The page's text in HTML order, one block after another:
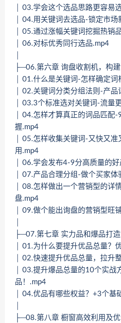
│ 03.学会这个选品思路更容易
│ 04.用关键词去选品-锁定市场
│ 05.通过涨幅关键词挖掘热销
│ 06.对标优秀同行选品.mp4
├─06.第六章 询盘收割机，构
│ 01.什么是关键词-怎样确定
│ 02.关键词分类分组法则-产
│ 03.3个标准选对关键词-流量
│ 04.怎样才算真正的词品匹配
握.mp4
│ 05.怎样收集关键词-又快又
用.mp4
│ 06.学会发布4-9分高质量的
│ 07.产品合理分组-做个买家
│ 08.怎样做出一个营销型的详
盘.mp4
│ 09.做个能出询盘的营销型旺
├─07.第七章 实力品和爆品打造
│ 01.为什么要提升优品总量？
│ 02.快速提升优品总量，拉升
│ 03.提升爆品总量的10个实战
品！.mp4
│ 04.优品有哪些权益？+3个基
├─08.第八章 橱窗高效利用及